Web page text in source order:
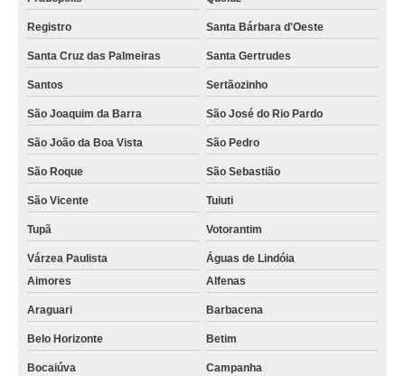
Registro Santa Bárbara d'Oeste
Santa Cruz das Palmeiras Santa Gertrudes
Santos Sertãozinho
São Joaquim da Barra São José do Rio Pardo
São João da Boa Vista São Pedro
São Roque São Sebastião
São Vicente Tuiuti
Tupã Votorantim
Várzea Paulista
Águas de Lindóia
Aimores
Alfenas
Araguari Barbacena
Belo Horizonte Betim
Bocaiúva Campanha